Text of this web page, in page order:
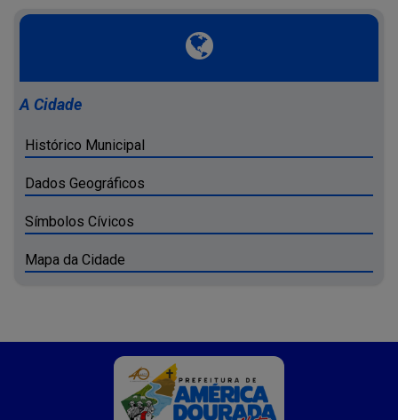
A Cidade
Histórico Municipal
Dados Geográficos
Símbolos Cívicos
Mapa da Cidade